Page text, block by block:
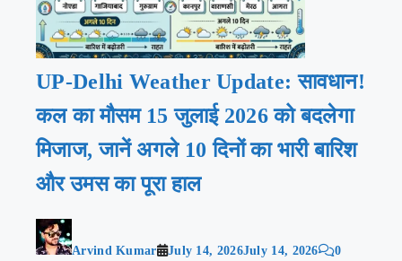
UP-Delhi Weather Update: सावधान!
कल का मौसम 15 जुलाई 2026 को बदलेगा
मिजाज, जानें अगले 10 दिनों का भारी बारिश
और उमस का पूरा हाल
Arvind Kumar July 14, 2026July 14, 2026 0